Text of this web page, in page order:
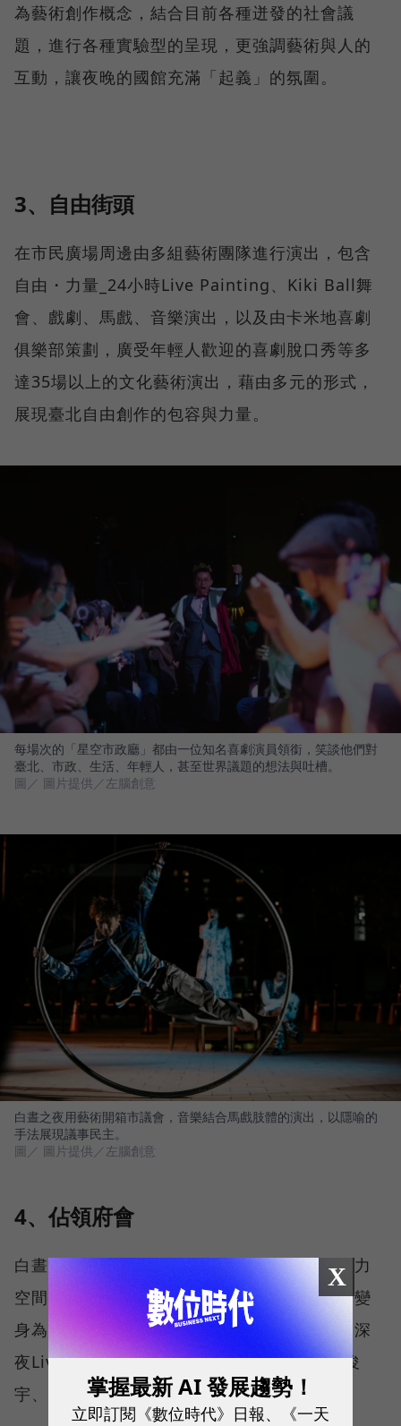
為藝術創作概念，結合目前各種迸發的社會議
題，進行各種實驗型的呈現，更強調藝術與人的
互動，讓夜晚的國館充滿「起義」的氛圍。
3、自由街頭
在市民廣場周邊由多組藝術團隊進行演出，包含
自由・力量_24小時Live Painting、Kiki Ball舞
會、戲劇、馬戲、音樂演出，以及由卡米地喜劇
俱樂部策劃，廣受年輕人歡迎的喜劇脫口秀等多
達35場以上的文化藝術演出，藉由多元的形式，
展現臺北自由創作的包容與力量。
每場次的「星空市政廳」都由一位知名喜劇演員領銜，笑談他們對
臺北、市政、生活、年輕人，甚至世界議題的想法與吐槽。
圖／ 圖片提供／左腦創意
白晝之夜用藝術開箱市議會，音樂結合馬戲肢體的演出，以隱喻的
手法展現議事民主。
圖／ 圖片提供／左腦創意
4、佔領府會
白晝之夜將用藝術佔領臺北市最重要的兩大權力
空間，顛覆空間原來的性格，於是市議會議場變
身為劇場、市長室被貓佔領、市府大廳變身為深
夜Live House、市府變成當代藝廊，展出陳俊
宇、魯志楷、余白等多位藝術家作品等。
X
掌握最新 AI 發展趨勢！
立即訂閱《數位時代》日報、《一天